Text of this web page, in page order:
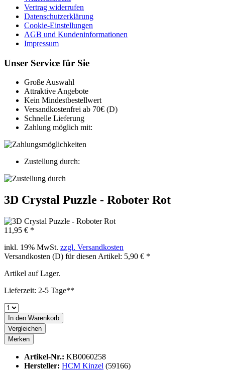
Vertrag widerrufen
Datenschutzerklärung
Cookie-Einstellungen
AGB und Kundeninformationen
Impressum
Unser Service für Sie
Große Auswahl
Attraktive Angebote
Kein Mindestbestellwert
Versandkostenfrei ab 70€ (D)
Schnelle Lieferung
Zahlung möglich mit:
Zustellung durch:
3D Crystal Puzzle - Roboter Rot
11,95 € *
inkl. 19% MwSt. zzgl. Versandkosten
Versandkosten (D) für diesen Artikel: 5,90 € *
Artikel auf Lager.
Lieferzeit: 2-5 Tage**
In den Warenkorb
Vergleichen
Merken
Artikel-Nr.: KB0060258
Hersteller: HCM Kinzel (59166)